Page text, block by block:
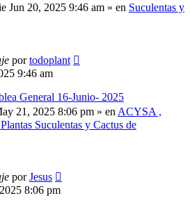
Jun 20, 2025 9:46 am » en Suculentas y
portodoplant
9:46 am
General 16-Junio- 2025
21, 2025 8:06 pm » en ACYSA ,
Suculentas y Cactus de
porJesus
8:06 pm